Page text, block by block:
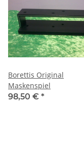
Borettis Original
Maskenspiel
98,50 € *